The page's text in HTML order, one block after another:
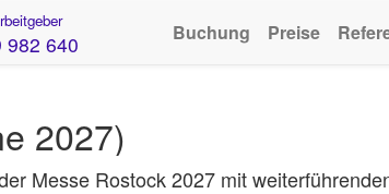
982 640 Buchung Preise
2027)
Messe Rostock 2027 mit